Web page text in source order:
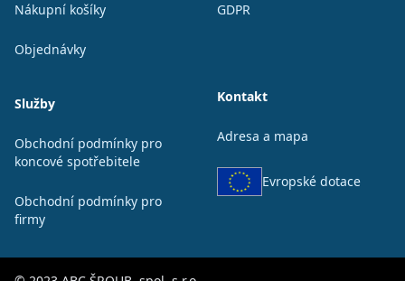
Nákupní košíky
Objednávky
Služby
Obchodní podmínky pro
koncové spotřebitele
Obchodní podmínky pro
firmy
GDPR
Kontakt
Adresa a mapa
Evropské dotace